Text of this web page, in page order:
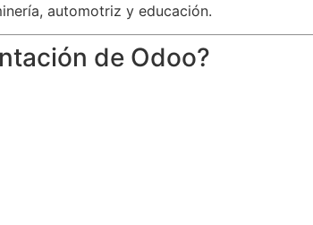
automotriz y educación.
de Odoo?